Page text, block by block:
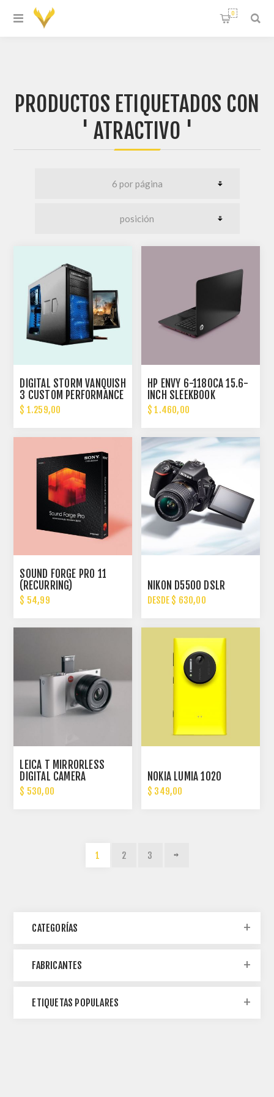
0
PRODUCTOS ETIQUETADOS CON
' ATRACTIVO '
DIGITAL STORM VANQUISH
3 CUSTOM PERFORMANCE
PC
$ 1.259,00
HP ENVY 6-1180CA 15.6-
INCH SLEEKBOOK
$ 1.460,00
SOUND FORGE PRO 11
(RECURRING)
$ 54,99
NIKON D5500 DSLR
DESDE $ 630,00
LEICA T MIRRORLESS
DIGITAL CAMERA
$ 530,00
NOKIA LUMIA 1020
$ 349,00
1 2 3
CATEGORÍAS
FABRICANTES
ETIQUETAS POPULARES